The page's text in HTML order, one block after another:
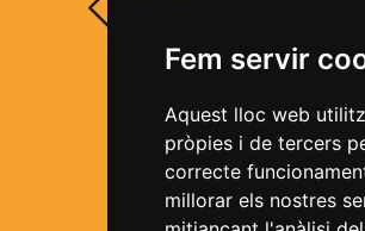
Fem servir
Aquest lloc web
pròpies i de tercers
correcte
millorar els nostres
Segueix-nos a les xarxes